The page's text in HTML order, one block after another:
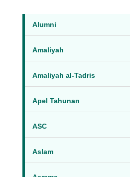
Alumni
Amaliyah
Amaliyah al-Tadris
Apel Tahunan
ASC
Aslam